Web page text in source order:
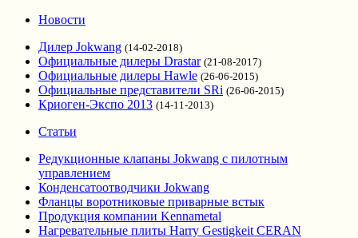
Новости
Дилер Jokwang (14-02-2018)
Официальные дилеры Drastar (21-08-2017)
Официальные дилеры Hawle (26-06-2015)
Официальные представители SRi (26-06-2015)
Криоген-Экспо 2013 (14-11-2013)
Статьи
Редукционные клапаны Jokwang с пилотным
управлением
Конденсатоотводчики Jokwang
Фланцы воротниковые приварные встык
Продукция компании Kennametal
Нагревательные плиты Harry Gestigkeit CERAN